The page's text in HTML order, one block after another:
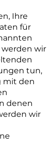
Ihre
für
werden wir
tun,
mit den
denen
wir